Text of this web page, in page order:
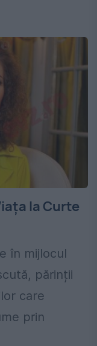
la Curte
în mijlocul
părinții
care
prin